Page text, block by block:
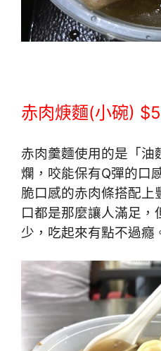
赤肉焿麵(小碗)
赤肉羹麵使用的是「油
爛，咬能保有Q彈的口
脆口感的赤肉條搭配上
口都是那麼讓人滿足，
少，吃起來有點不過癮